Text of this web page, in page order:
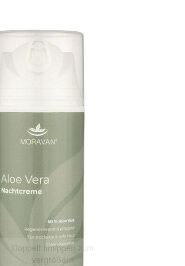
Doppelt antippen zum
vergrößern